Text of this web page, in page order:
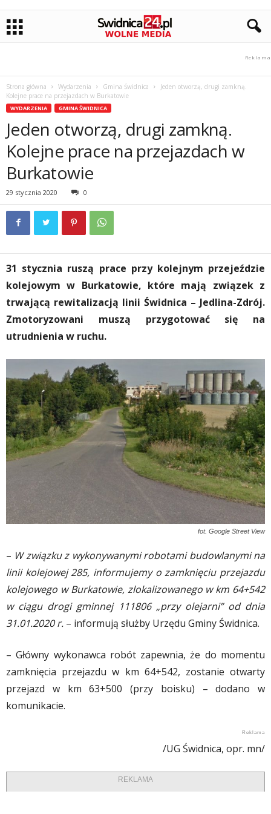
Strona główna Wydarzenia Gmina Świdnica
Jeden otworzą, drugi zamkną.
Kolejne prace na przejazdach w Burkatowie
WYDARZENIA GMINA ŚWIDNICA
Jeden otworzą, drugi zamkną.
Kolejne prace na przejazdach w
Burkatowie
29 stycznia 2020 0
31 stycznia ruszą prace przy kolejnym przejeździe
kolejowym w Burkatowie, które mają związek z
trwającą rewitalizacją linii Świdnica – Jedlina-Zdrój.
Zmotoryzowani muszą przygotować się na
utrudnienia w ruchu.
fot. Google Street View
– W związku z wykonywanymi robotami budowlanymi na
linii kolejowej 285, informujemy o zamknięciu przejazdu
kolejowego w Burkatowie, zlokalizowanego w km 64+542
w ciągu drogi gminnej 111806 „przy olejarni” od dnia
31.01.2020 r. – informują służby Urzędu Gminy Świdnica.
– Główny wykonawca robót zapewnia, że do momentu
zamknięcia przejazdu w km 64+542, zostanie otwarty
przejazd w km 63+500 (przy boisku) – dodano w
komunikacie.
/UG Świdnica, opr. mn/
REKLAMA